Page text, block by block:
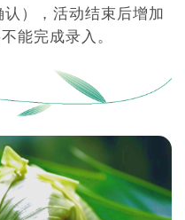
），活动结束后增加
能完成录入。